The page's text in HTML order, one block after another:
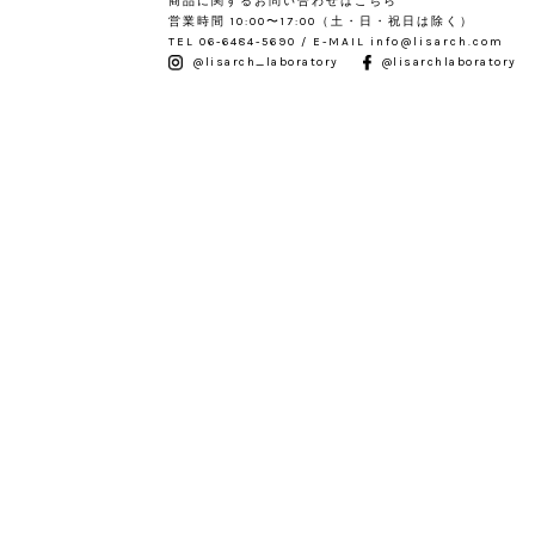
営業時間 10:00〜17:00（土・日・祝日は除く）
TEL 06-6484-5690 / E-MAIL info@lisarch.com
@lisarch_laboratory
@lisarchlaboratory